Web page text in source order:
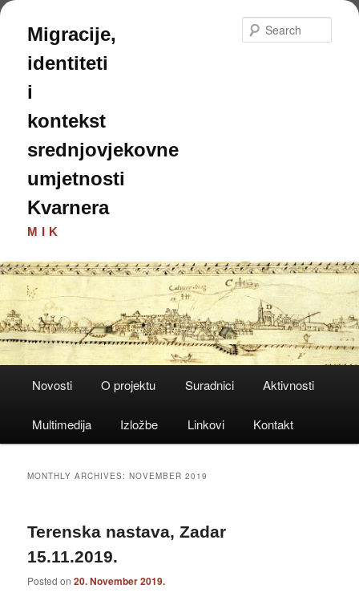
Skip
primary
content
Skip
secondary
content
Migracije,
identiteti
i
kontekst
srednjovjekovne
umjetnosti
Kvarnera
MIK
Novosti O projektu Suradnici Aktivnosti
Multimedija Izložbe Linkovi Kontakt
MONTHLY ARCHIVES:NOVEMBER 2019
Terenska nastava, Zadar
15.11.2019.
Posted on20. November 2019.